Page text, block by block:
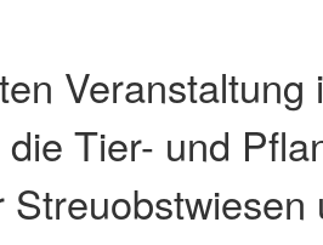
Veranstaltung
Tier- und